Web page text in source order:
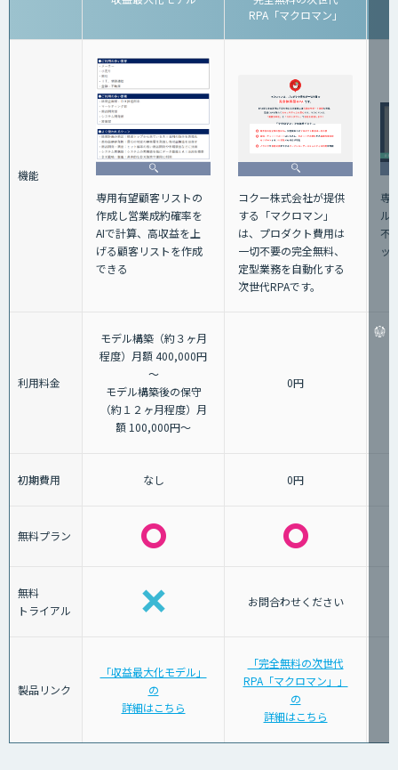
RPA「マクロマン」
機能
専用有望顧客リストの
作成し営業成約確率を
AIで計算、高収益を上
げる顧客リストを作成
できる
コクー株式会社が提供
する「マクロマン」
は、プロダクト費用は
一切不要の完全無料、
定型業務を自動化する
次世代RPAです。
専
ル
不
ッ
利用料金
モデル構築（約３ヶ月
程度）月額 400,000円
～
モデル構築後の保守
（約１２ヶ月程度）月
額 100,000円～
0円
初期費用 なし 0円
無料プラン
無料
トライアル
お問合わせください
製品リンク
「収益最大化モデル」
の
詳細はこちら
「完全無料の次世代
RPA「マクロマン」」
の
詳細はこちら